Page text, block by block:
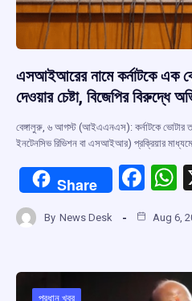
এসআইআরের নামে কর্নাটকে এক
দেওয়ার চেষ্টা, বিজেপির বিরুদ্ধে
বেঙ্গালুরু, ৬ আগস্ট (আইএএনএস): কর্নাটকে ভোটার
ইনটেনসিভ রিভিশন বা এসআইআর) প্রক্রিয়ার
Share
F
ce
o
By News Desk Aug 6,
প্রধান খবর